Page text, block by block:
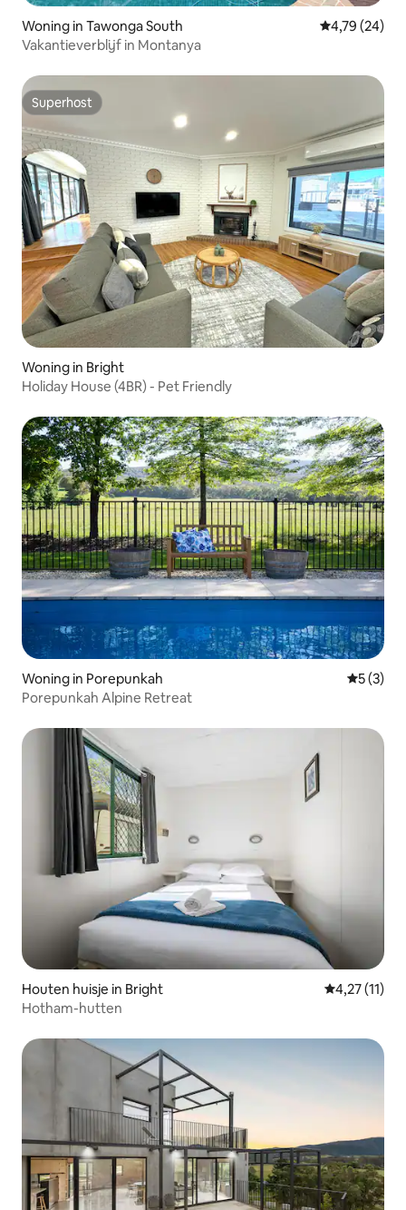
Woning in Tawonga South Gemiddelde
4,79 (24)
Vakantieverblijf in Montanya
Superhost
Superhost
Woning in Bright
Holiday House (4BR) - Pet Friendly
Woning in Porepunkah
5 (3)
Porepunkah Alpine Retreat
Houten huisje in Bright Gemiddelde
4,27 (11)
Hotham-hutten